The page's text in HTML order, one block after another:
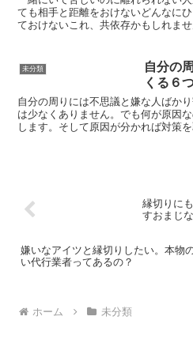
ても相手と距離をおけないどんなに
ておけないこれ、共依存かもしれま
未分類
自分の
くる６
自分の周りには不思議と嫌な人ばか
は少なくありません。でも何が原因
します。そして原因が分かれば対策
縁切りに
すおまじ
嫌いなアイツと縁切りしたい。本物
い代行業者ってあるの？
ホーム 未分類